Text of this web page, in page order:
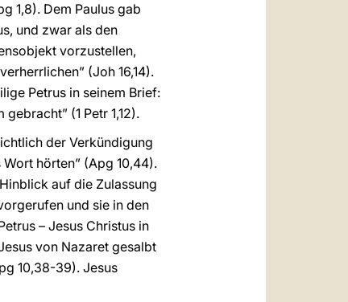
1,8). Dem Paulus gab
und zwar als den
vorzustellen,
(Joh 16,14).
Petrus in seinem Brief:
(1 Petr 1,12).
der Verkündigung
hörten” (Apg 10,44).
auf die Zulassung
und sie in den
– Jesus Christus in
von Nazaret gesalbt
10,38-39). Jesus